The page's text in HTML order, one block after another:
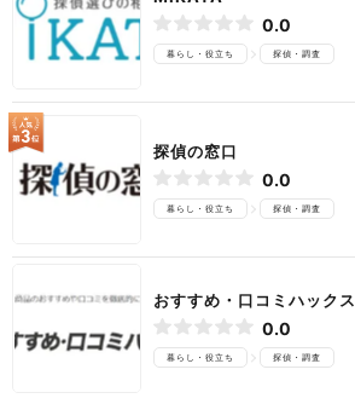
0.0
暮らし・役立ち 探偵・調査
探偵の窓口
0.0
暮らし・役立ち 探偵・調査
おすすめ・口コミハックス
0.0
暮らし・役立ち 探偵・調査